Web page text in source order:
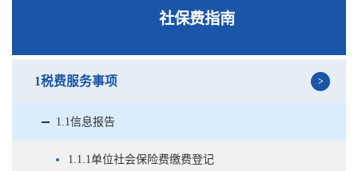
社保费指南
1税费服务事项
1.1信息报告
1.1.1单位社会保险费缴费登记